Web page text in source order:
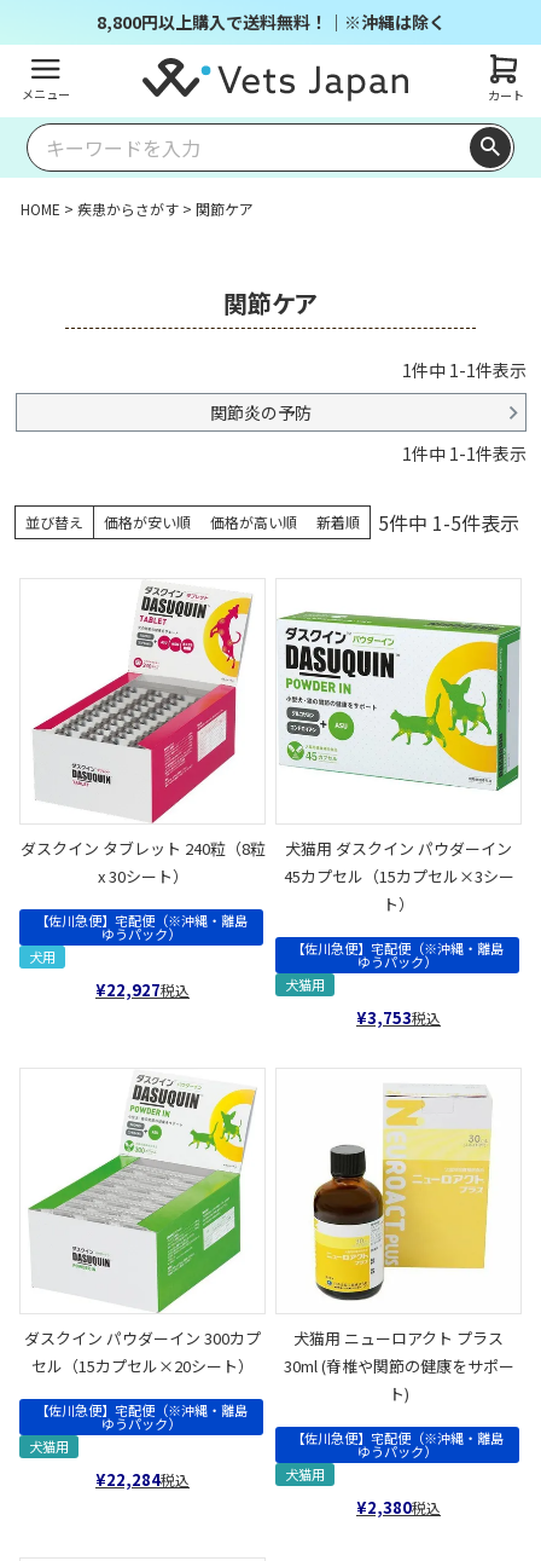
8,800円以上購入で送料無料！｜※沖縄は除く
メニュー カート
HOME 疾患からさがす 関節ケア
関節ケア
1件中 1-1件表示
関節炎の予防
1件中 1-1件表示
並び替え 価格が安い順 価格が高い順 新着順 5件中 1-5件表示
ダスクイン タブレット 240粒（8粒
x 30シート）
【佐川急便】宅配便（※沖縄・離島
ゆうパック）
犬用
¥22,927税込
犬猫用 ダスクイン パウダーイン
45カプセル（15カプセル×3シー
ト）
【佐川急便】宅配便（※沖縄・離島
ゆうパック）
犬猫用
¥3,753税込
ダスクイン パウダーイン 300カプ
セル（15カプセル×20シート）
【佐川急便】宅配便（※沖縄・離島
ゆうパック）
犬猫用
¥22,284税込
犬猫用 ニューロアクト プラス
30ml (脊椎や関節の健康をサポー
ト)
【佐川急便】宅配便（※沖縄・離島
ゆうパック）
犬猫用
¥2,380税込